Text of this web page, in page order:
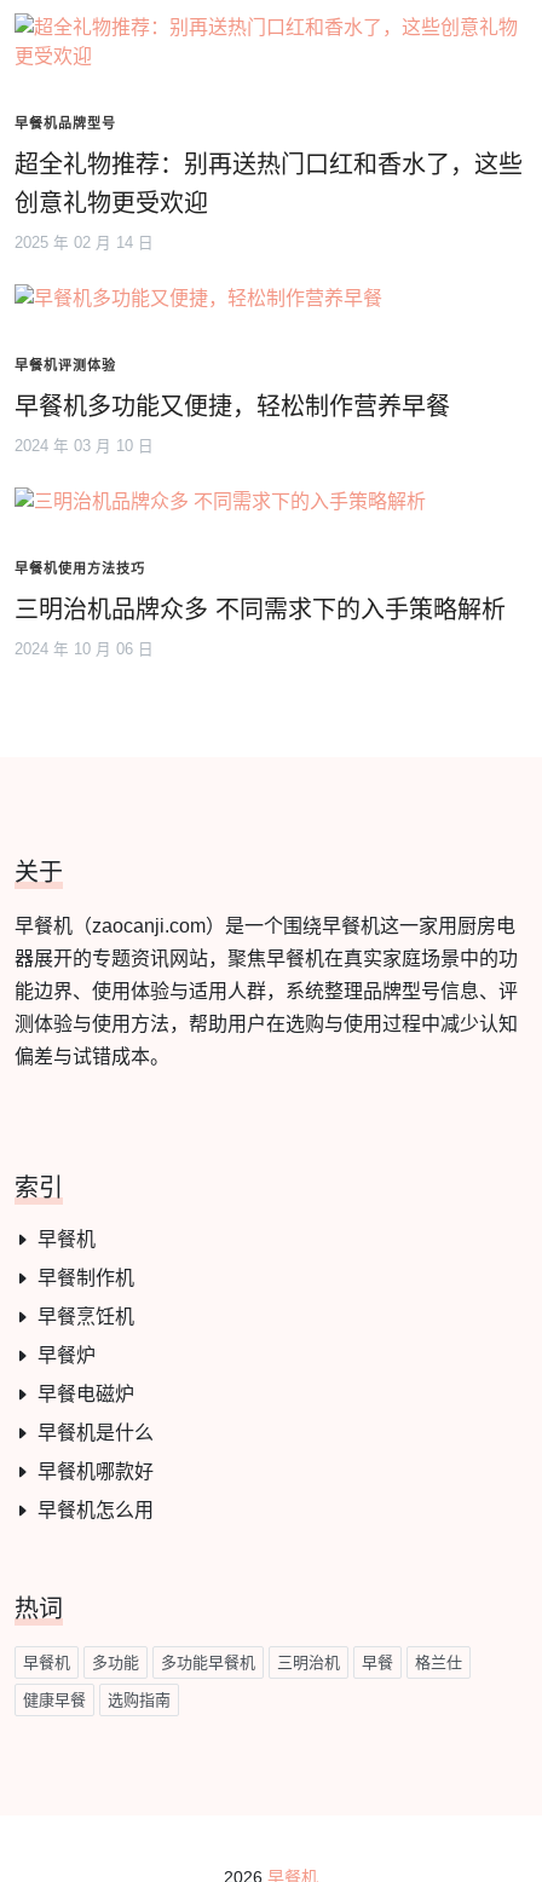
早餐机品牌型号
超全礼物推荐：别再送热门口红和香水了，这些
创意礼物更受欢迎
2025 年 02 月 14 日
早餐机评测体验
早餐机多功能又便捷，轻松制作营养早餐
2024 年 03 月 10 日
早餐机使用方法技巧
三明治机品牌众多 不同需求下的入手策略解析
2024 年 10 月 06 日
关于
早餐机（zaocanji.com）是一个围绕早餐机这一家用厨房电
器展开的专题资讯网站，聚焦早餐机在真实家庭场景中的功
能边界、使用体验与适用人群，系统整理品牌型号信息、评
测体验与使用方法，帮助用户在选购与使用过程中减少认知
偏差与试错成本。
索引
早餐机
早餐制作机
早餐烹饪机
早餐炉
早餐电磁炉
早餐机是什么
早餐机哪款好
早餐机怎么用
热词
早餐机 多功能 多功能早餐机 三明治机 早餐 格兰仕
健康早餐 选购指南
2026 早餐机